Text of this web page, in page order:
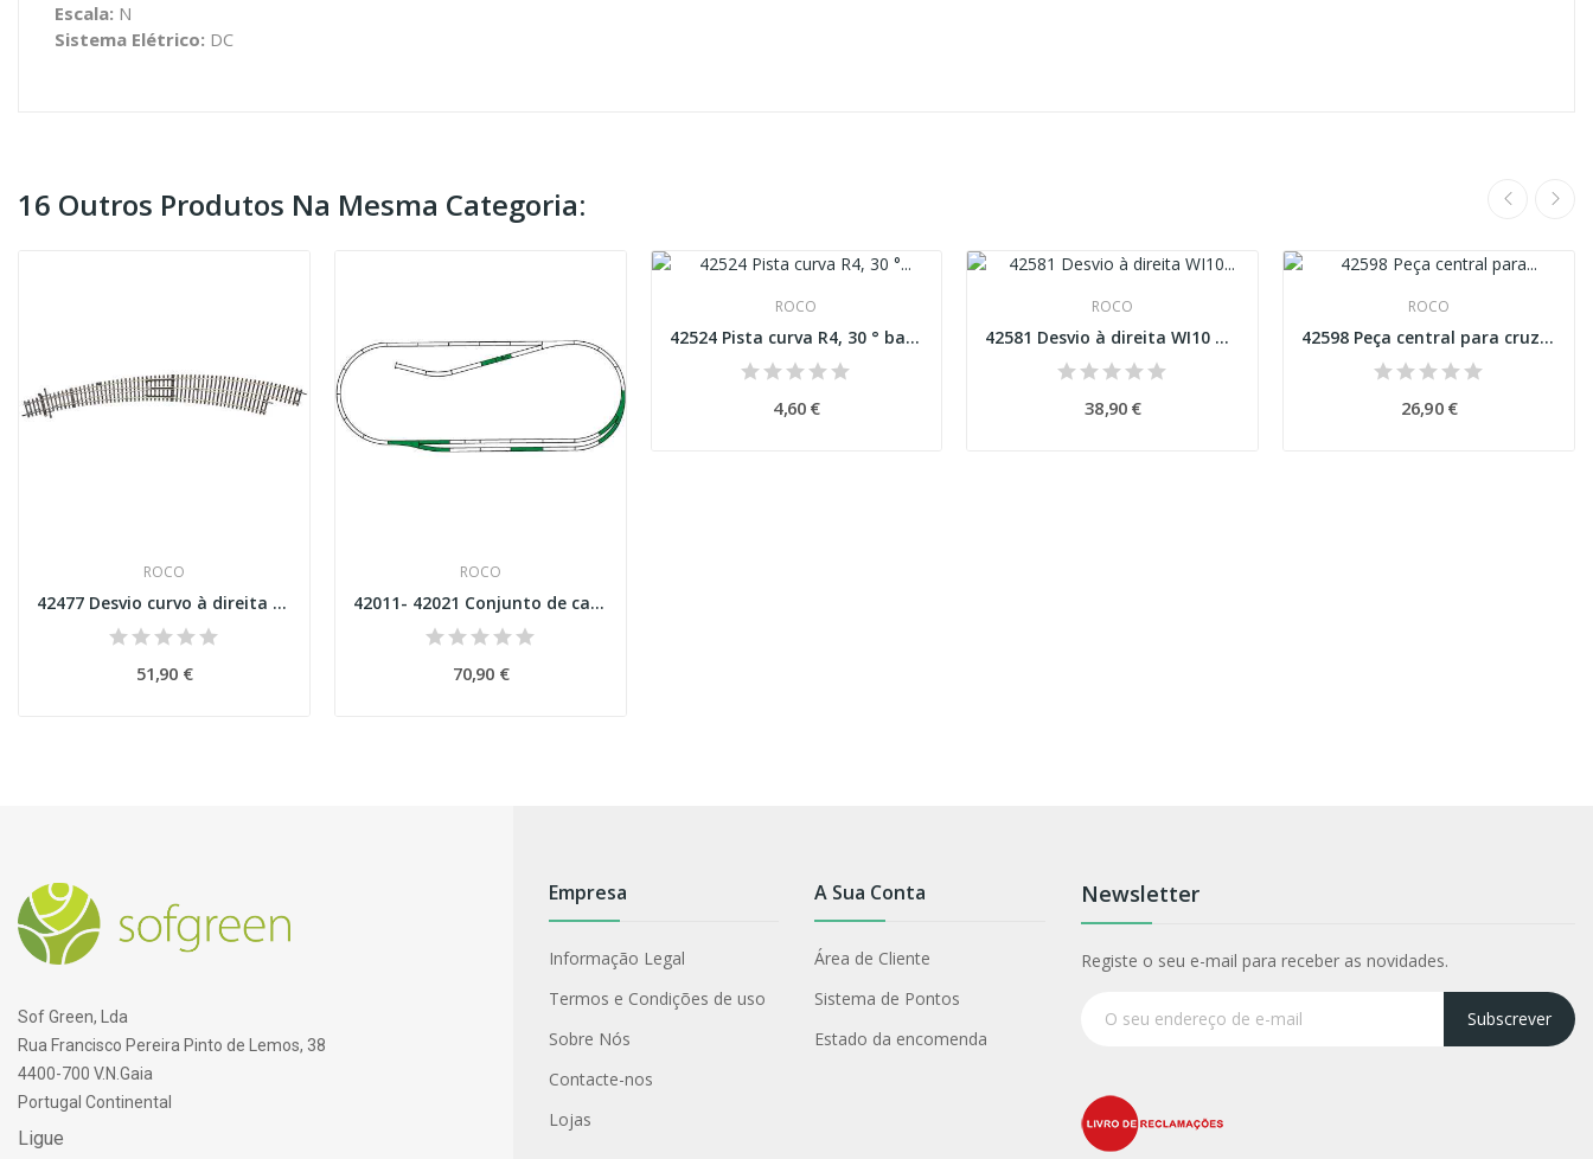
Escala: N
Sistema Elétrico: DC
16 Outros Produtos Na Mesma Categoria:
ROCO
42477 Desvio curvo à direita BWr9 / 10 Esc H0
51,90 €
ROCO
42011- 42021 Conjunto de carris set C com...
70,90 €
ROCO
42524 Pista curva R4, 30 ° balastro de borracha...
4,60 €
ROCO
42581 Desvio à direita WI10 balastro de...
38,90 €
ROCO
42598 Peça central para cruzamento duplo DGV15...
26,90 €
Sof Green, Lda
Rua Francisco Pereira Pinto de Lemos, 38
4400-700 V.N.Gaia
Portugal Continental
Ligue
Empresa
Informação Legal
Termos e Condições de uso
Sobre Nós
Contacte-nos
Lojas
A Sua Conta
Área de Cliente
Sistema de Pontos
Estado da encomenda
Newsletter
Registe o seu e-mail para receber as novidades.
Subscrever